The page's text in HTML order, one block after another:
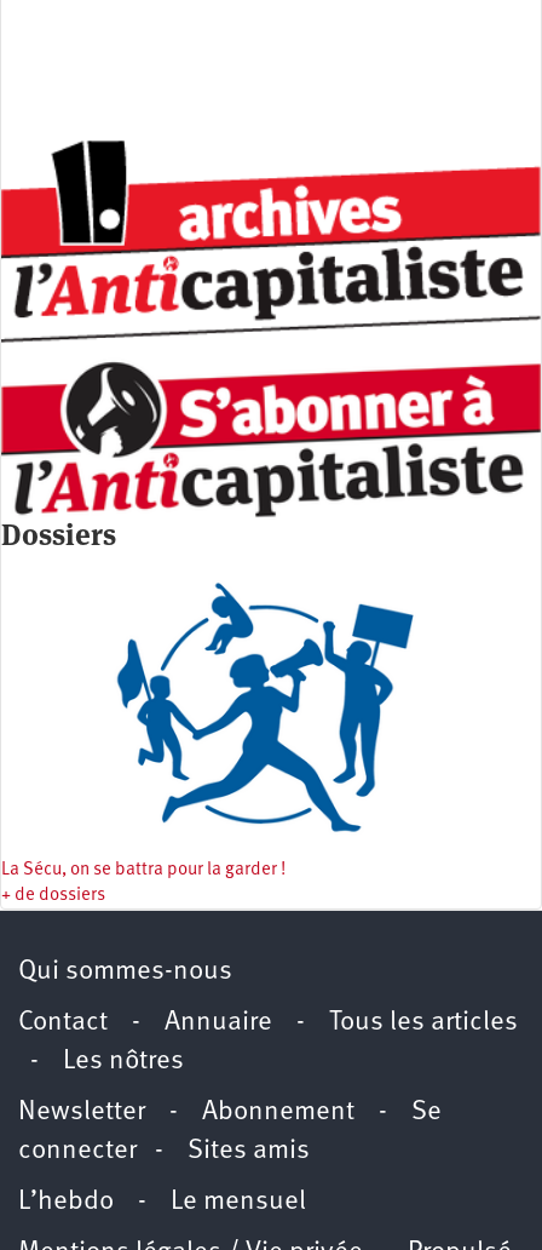
Dossiers
La Sécu, on se battra pour la garder !
+ de dossiers
Qui sommes-nous
Contact - Annuaire -
Tous les articles
- Les nôtres
Newsletter- Abonnement - Se
connecter- Sites amis
L’hebdo - Le mensuel